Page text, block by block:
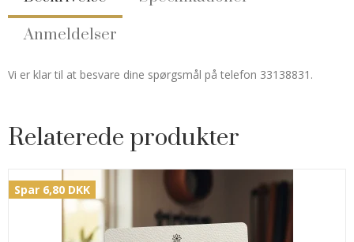
Anmeldelser
Vi er klar til at besvare dine spørgsmål på telefon 33138831.
Relaterede produkter
Spar 6,80 DKK